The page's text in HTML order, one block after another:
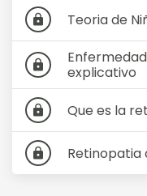
lock Teoria de
lock
explicativo
lock Que es la
lock Retinopatia